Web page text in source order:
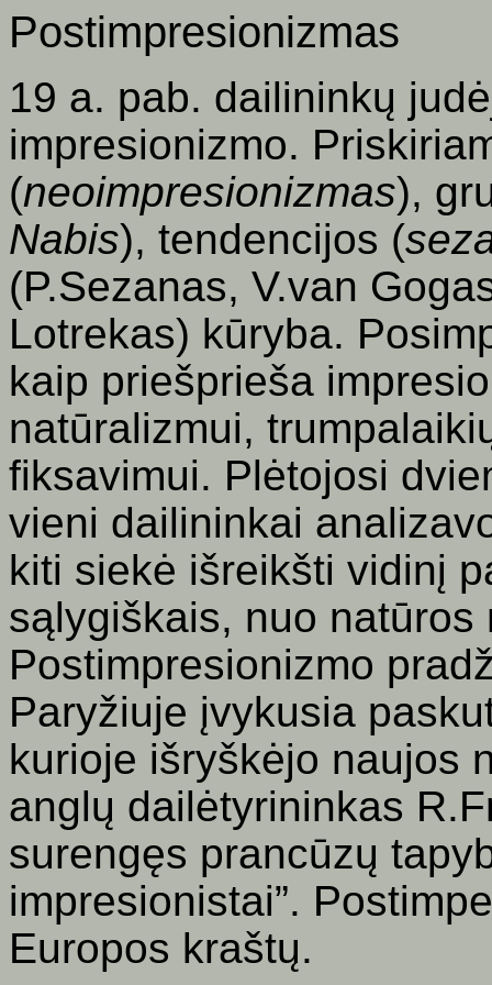
Postimpresionizmas
19 a. pab. dailininkų
impresionizmo.
(neoimpresionizmas),
Nabis), tendencijos (
(P.Sezanas, V.van
Lotrekas) kūryba.
kaip priešprieša
natūralizmui,
fiksavimui. Plėtojosi
vieni dailininkai
kiti siekė išreikšti vidinį
sąlygiškais, nuo
Postimpresionizmo
Paryžiuje įvykusia
kurioje išryškėjo naujos
anglų dailėtyrininkas
surengęs prancūzų
impresionistai”.
Europos kraštų.